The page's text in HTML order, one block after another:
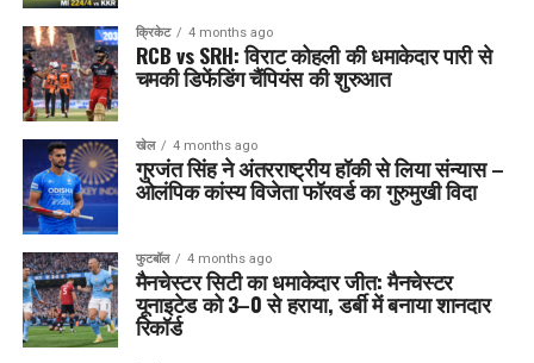
क्रिकेट 4 months ago
RCB vs SRH: विराट कोहली की धमाकेदार पारी से
चमकी डिफेंडिंग चैंपियंस की शुरुआत
खेल 4 months ago
गुरजंत सिंह ने अंतरराष्ट्रीय हॉकी से लिया संन्यास –
ओलंपिक कांस्य विजेता फॉरवर्ड का गुरुमुखी विदा
फुटबॉल 4 months ago
मैनचेस्टर सिटी का धमाकेदार जीत: मैनचेस्टर
यूनाइटेड को 3–0 से हराया, डर्बी में बनाया शानदार
रिकॉर्ड